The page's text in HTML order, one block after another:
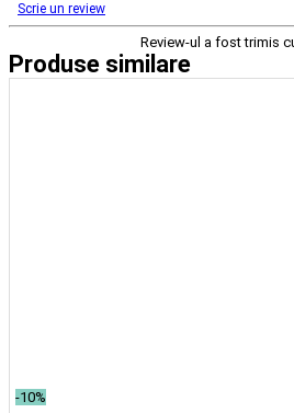
Scrie un review
Review-ul a fost trimis
Produse similare
Adauga in cos